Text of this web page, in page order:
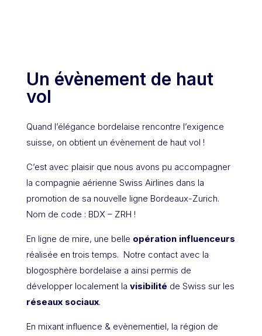
Un évènement de haut
vol
Quand l’élégance bordelaise rencontre l’exigence
suisse, on obtient un évènement de haut vol !
C’est avec plaisir que nous avons pu accompagner
la compagnie aérienne Swiss Airlines dans la
promotion de sa nouvelle ligne Bordeaux-Zurich.
Nom de code : BDX – ZRH !
En ligne de mire, une belle opération influenceurs
réalisée en trois temps. Notre contact avec la
blogosphère bordelaise a ainsi permis de
développer localement la visibilité de Swiss sur les
réseaux sociaux.
En mixant influence & evènementiel, la région de